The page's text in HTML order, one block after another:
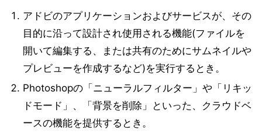
アドビのアプリケーションおよびサービスが、その
目的に沿って設計され使用される機能(ファイルを
開いて編集する、または共有のためにサムネイルや
プレビューを作成するなど)を実行するとき。
Photoshopの「ニューラルフィルター」や「リキッ
ドモード」、「背景を削除」といった、クラウドベ
ースの機能を提供するとき。